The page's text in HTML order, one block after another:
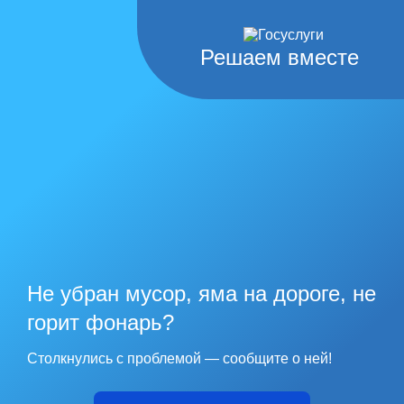
Решаем вместе
Не убран мусор, яма на дороге, не
горит фонарь?
Столкнулись с проблемой — сообщите о ней!